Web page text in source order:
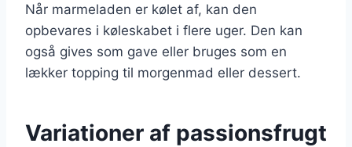
Når marmeladen er kølet af, kan den
opbevares i køleskabet i flere uger. Den kan
også gives som gave eller bruges som en
lækker topping til morgenmad eller dessert.
Variationer af passionsfrugt